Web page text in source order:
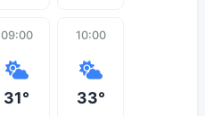
09:00
31°
10:00
33°